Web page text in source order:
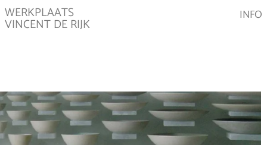
INFO
WERKPLAATS
VINCENT DE RIJK